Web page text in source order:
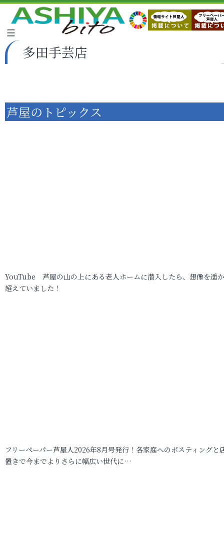
多田手芸店
芦屋のトピックス
YouTube 芦屋の山の上にある老人ホームに潜入したら、想像を遥
超えていました！
フリーペーパー芦屋人2026年8月号発行！各家庭へのポスティングと
置きで今までよりさらに幅広い世代に…